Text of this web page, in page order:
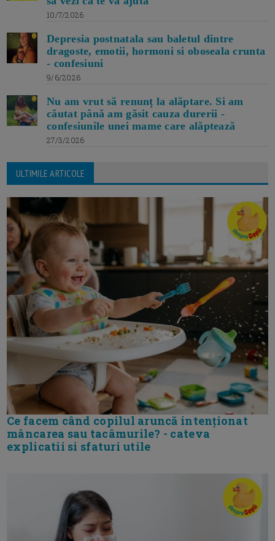
10/7/2026
Depresia postnatala sau baletul dintre
dragoste, emotii, hormoni si oboseala crunta
- confesiuni
9/6/2026
Nu am vrut să renunț la alăptare. Si am
căutat până am găsit cauza durerii -
confesiunile unei mame care alăptează
27/3/2026
ULTIMILE ARTICOLE
Ce facem când copilul aruncă intenționat
mâncarea sau tacâmurile? - cateva
explicatii si sfaturi utile